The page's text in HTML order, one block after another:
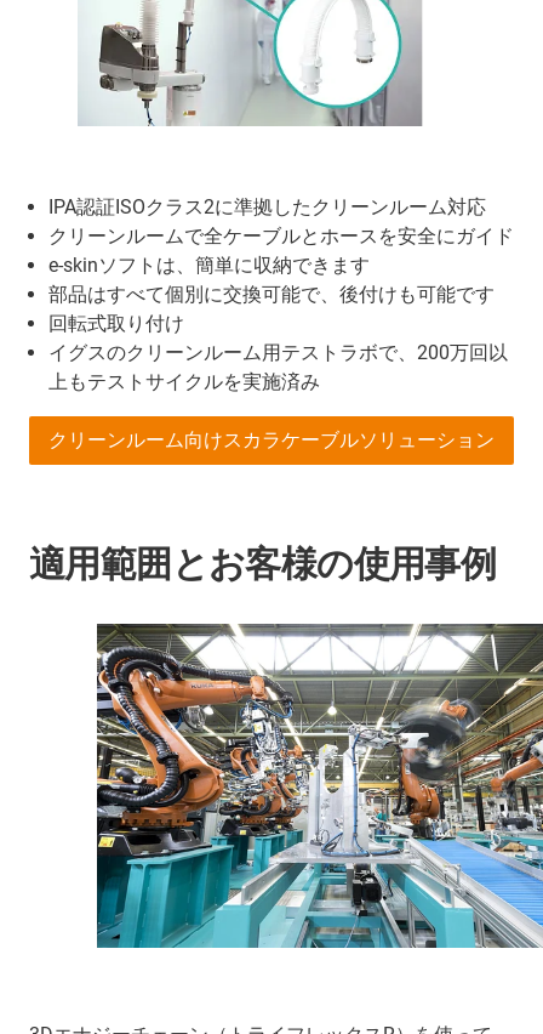
IPA認証ISOクラス2に準拠したクリーンルーム対応
クリーンルームで全ケーブルとホースを安全にガイド
e-skinソフトは、簡単に収納できます
部品はすべて個別に交換可能で、後付けも可能です
回転式取り付け
イグスのクリーンルーム用テストラボで、200万回以
上もテストサイクルを実施済み
クリーンルーム向けスカラケーブルソリューション
適用範囲とお客様の使用事例